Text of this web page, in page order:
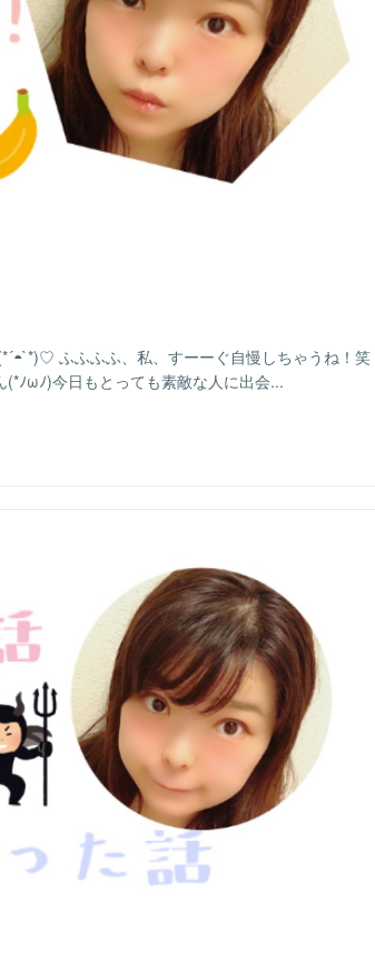
ふふふふ、私、すーーぐ自慢しちゃうね！笑
ﾉωﾉ)今日もとっても素敵な人に出会...